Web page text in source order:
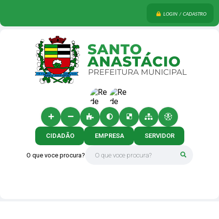
LOGIN / CADASTRO
O que voce procura?
CIDADÃO EMPRESA SERVIDOR